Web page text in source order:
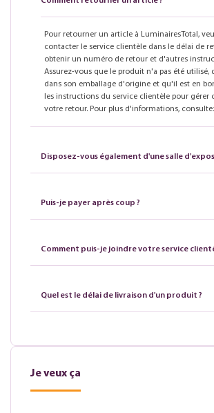
Pour retourner un article à LuminairesTotal,
contacter le service clientèle dans le délai de
obtenir un numéro de retour et d'autres
Assurez-vous que le produit n'a pas été utilisé,
dans son emballage d'origine et qu'il est en
les instructions du service clientèle pour gérer
votre retour. Pour plus d'informations,
Disposez-vous également d'une salle
Puis-je payer après coup ?
Comment puis-je joindre votre service
Quel est le délai de livraison d'un produit ?
Je veux ça